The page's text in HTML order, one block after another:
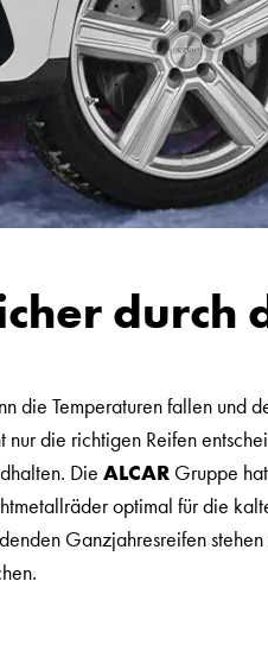
durch
die Temperaturen fallen und
nur die richtigen Reifen
Die ALCAR Gruppe
optimal für die
Ganzjahresreifen